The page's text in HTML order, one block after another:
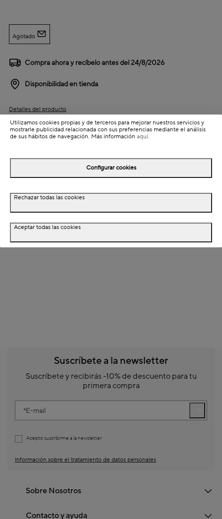
Agotado
Compra ahora y recíbelo antes del24/8/2026
Disponibilidad en tienda
Detalles del producto
Información de envío
Detalles del producto
Especificaciones técnicas
Suscríbete a la newsletter
Suscríbete y recibirás -10% de descuento para tu
primera compra
E-mail
Acepto suscribirme a la newsletter
Información sobre el tratamiento de datos personales
Sobre Nosotros
Contacto y ayuda
Utilizamos cookies propias y de terceros para mejorar nuestros servicios y
mostrarle publicidad relacionada con sus preferencias mediante el análisis
de sus hábitos de navegación. Más información aquí.
Configurar cookies
Rechazar todas las cookies
Aceptar todas las cookies